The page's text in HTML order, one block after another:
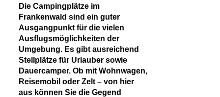
Die Campingplätze im
Frankenwald sind ein guter
Ausgangpunkt für die vielen
Ausflugsmöglichkeiten der
Umgebung. Es gibt ausreichend
Stellplätze für Urlauber sowie
Dauercamper. Ob mit Wohnwagen,
Reisemobil oder Zelt – von hier
aus können Sie die Gegend